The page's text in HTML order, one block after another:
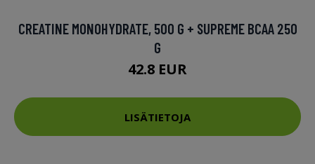
CREATINE MONOHYDRATE, 500 G + SUPREME BCAA 250
G
42.8 EUR
LISÄTIETOJA